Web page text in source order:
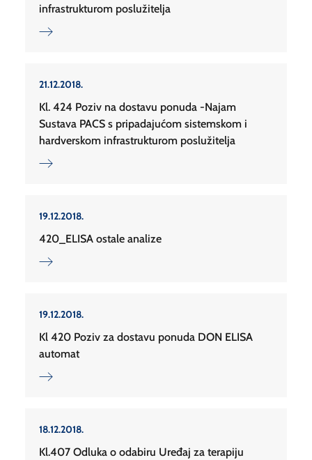
infrastrukturom poslužitelja
21.12.2018.
Kl. 424 Poziv na dostavu ponuda -Najam
Sustava PACS s pripadajućom sistemskom i
hardverskom infrastrukturom poslužitelja
19.12.2018.
420_ELISA ostale analize
19.12.2018.
Kl 420 Poziv za dostavu ponuda DON ELISA
automat
18.12.2018.
Kl.407 Odluka o odabiru Uređaj za terapiju